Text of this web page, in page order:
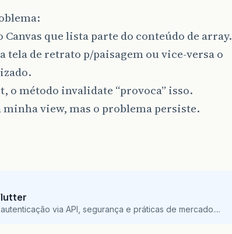
que lista parte do conteúdo de array.
tela de retrato p/paisagem ou vice-versa o
o método invalidate “provoca” isso.
view, mas o problema persiste.
via API, segurança e práticas de mercado....